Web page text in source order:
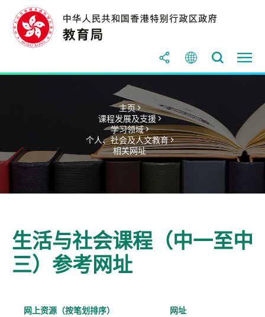
主页 >
课程发展及支援 >
学习领域 >
个人、社会及人文教育 >
相关网址
生活与社会课程（中一至中
三）参考网址
网上资源（按笔划排序） 网址